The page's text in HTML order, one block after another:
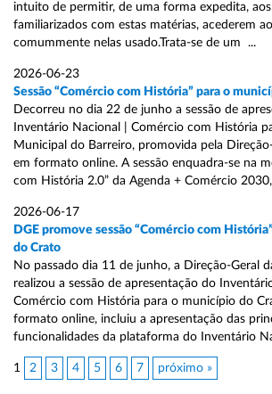
intuito de permitir, de uma forma expedita,
familiarizados com estas matérias, acederem
comummente nelas usado.Trata-se de um ...
2026-06-23
Sessão “Comércio com História” para o
Decorreu no dia 22 de junho a sessão de
Inventário Nacional | Comércio com História
Municipal do Barreiro, promovida pela
em formato online. A sessão enquadra-se na
com História 2.0” da Agenda + Comércio
2026-06-17
DGE promove sessão “Comércio com
do Crato
No passado dia 11 de junho, a Direção-Geral
realizou a sessão de apresentação do
Comércio com História para o município do
formato online, incluiu a apresentação das
funcionalidades da plataforma do Inventário
1 2 3 4 5 6 7 próximo »